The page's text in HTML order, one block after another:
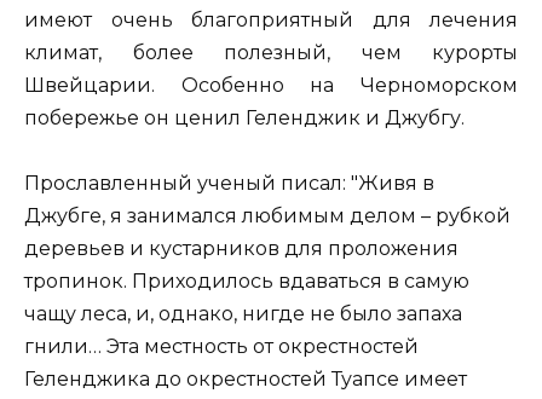
имеют очень благоприятный для лечения
климат, более полезный, чем курорты
Швейцарии. Особенно на Черноморском
побережье он ценил Геленджик и Джубгу.
Прославленный ученый писал: "Живя в
Джубге, я занимался любимым делом – рубкой
деревьев и кустарников для проложения
тропинок. Приходилось вдаваться в самую
чащу леса, и, однако, нигде не было запаха
гнили… Эта местность от окрестностей
Геленджика до окрестностей Туапсе имеет